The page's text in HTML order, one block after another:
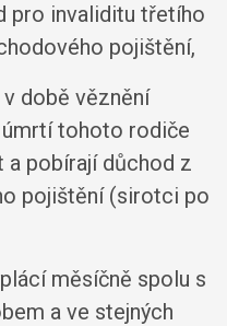
pro invaliditu třetího
pojištění,
době věznění
tohoto rodiče
a pobírají důchod z
pojištění (sirotci po
měsíčně spolu s
a ve stejných